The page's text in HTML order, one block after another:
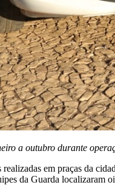
a outubro durante
em praças da
da Guarda